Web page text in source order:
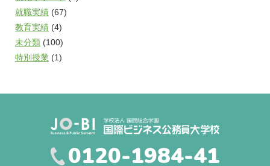
就職実績 (67)
教育実績 (4)
未分類 (100)
特別授業 (1)
0120-1984-41